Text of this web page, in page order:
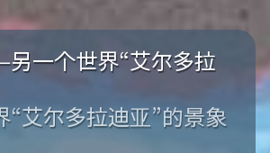
一个世界“艾尔多拉
“艾尔多拉迪亚”的景象